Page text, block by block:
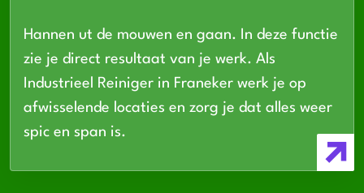
Hannen ut de mouwen en gaan. In deze functie
zie je direct resultaat van je werk. Als
Industrieel Reiniger in Franeker werk je op
afwisselende locaties en zorg je dat alles weer
spic en span is.